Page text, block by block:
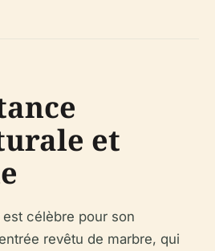
et
est célèbre pour son
revêtu de marbre, qui